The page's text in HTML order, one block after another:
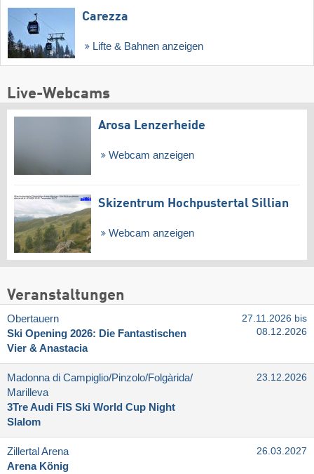
Carezza
Lifte & Bahnen anzeigen
Live-Webcams
Arosa Lenzerheide
Webcam anzeigen
Skizentrum Hochpustertal Sillian
Webcam anzeigen
Veranstaltungen
Obertauern
Ski Opening 2026: Die Fantastischen
Vier & Anastacia
27.11.2026 bis
08.12.2026
Madonna di Campiglio/​Pinzolo/​Folgàrida/​
Marilleva
3Tre Audi FIS Ski World Cup Night
Slalom
23.12.2026
Zillertal Arena
Arena König
26.03.2027